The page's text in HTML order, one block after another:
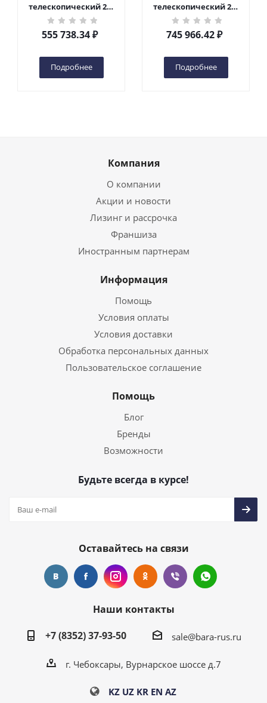
телескопический 200
кг 6 м TOR GTWY6-200S
DC 2-мачтовый
(автономный) (G) в
555 738.34₽
Подробнее
телескопический 200
кг 10 м TOR GTWY10-
200S DC 2-мачтовый
(автономный) (N) в
745 966.42₽
Подробнее
Компания
О компании
Акции и новости
Лизинг и рассрочка
Франшиза
Иностранным партнерам
Информация
Помощь
Условия оплаты
Условия доставки
Обработка персональных данных
Пользовательское соглашение
Помощь
Блог
Бренды
Возможности
Будьте всегда в курсе!
Оставайтесь на связи
Наши контакты
+7 (8352) 37-93-50
sale@bara-rus.ru
г. Чебоксары, Вурнарское шоссе д.7
KZ UZ KR EN AZ